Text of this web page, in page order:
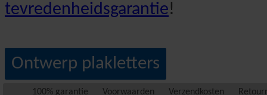
tevredenheidsgarantie!
Ontwerp plakletters
100% garantie Voorwaarden Verzendkosten